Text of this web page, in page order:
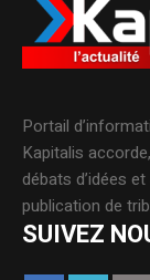
Portail
Kapitalis
débats d’idées
publication de
SUIVEZ